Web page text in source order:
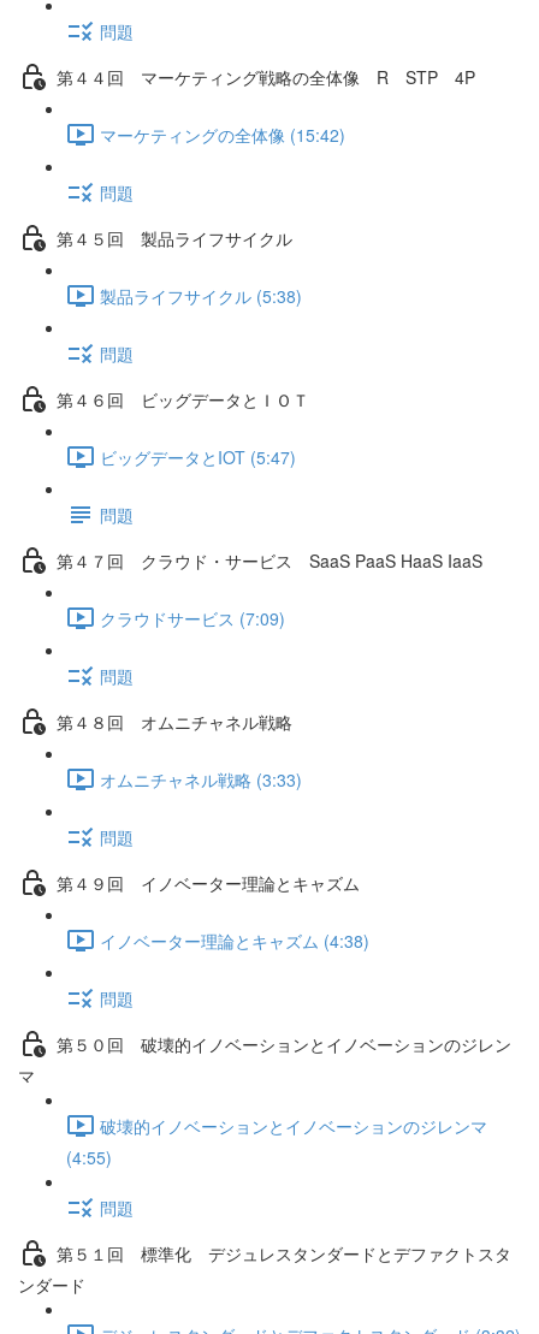
問題
第４４回 マーケティング戦略の全体像 R STP 4P
マーケティングの全体像 (15:42)
問題
第４５回 製品ライフサイクル
製品ライフサイクル (5:38)
問題
第４６回 ビッグデータとＩＯＴ
ビッグデータとIOT (5:47)
問題
第４７回 クラウド・サービス SaaS PaaS HaaS IaaS
クラウドサービス (7:09)
問題
第４８回 オムニチャネル戦略
オムニチャネル戦略 (3:33)
問題
第４９回 イノベーター理論とキャズム
イノベーター理論とキャズム (4:38)
問題
第５０回 破壊的イノベーションとイノベーションのジレン
マ
破壊的イノベーションとイノベーションのジレンマ
(4:55)
問題
第５１回 標準化 デジュレスタンダードとデファクトスタ
ンダード